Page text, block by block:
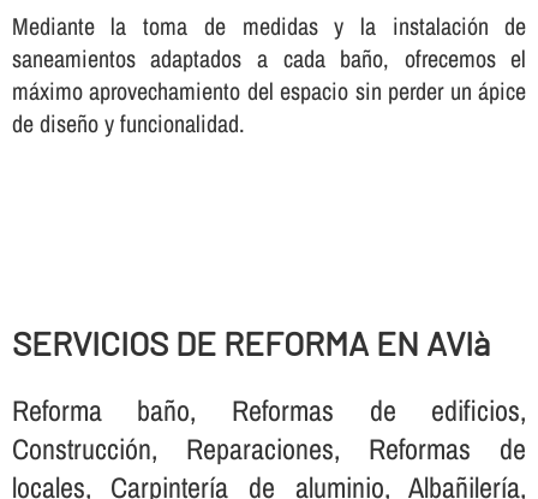
Mediante la toma de medidas y la instalación de
saneamientos adaptados a cada baño, ofrecemos el
máximo aprovechamiento del espacio sin perder un ápice
de diseño y funcionalidad.
SERVICIOS DE REFORMA EN AVIà
Reforma baño, Reformas de edificios,
Construcción, Reparaciones, Reformas de
locales, Carpinterí­a de aluminio, Albañilerí­a,